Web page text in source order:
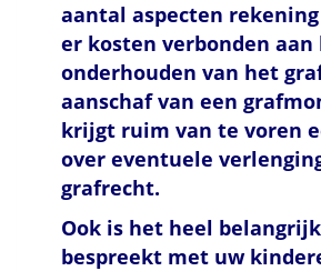
aantal aspecten
er kosten verbonden
onderhouden van het
aanschaf van een
krijgt ruim van te voren
over eventuele
grafrecht.
Ook is het heel
bespreekt met uw